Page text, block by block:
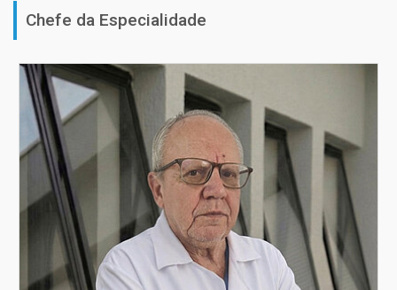
Chefe da Especialidade